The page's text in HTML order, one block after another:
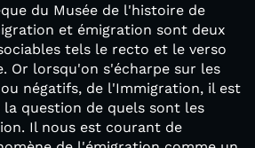
du Musée de l'histoire de
et émigration sont deux
tels le recto et le verso
Or lorsqu'on s'écharpe sur les
négatifs, de l'Immigration, il est
la question de quels sont les
Il nous est courant de